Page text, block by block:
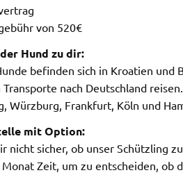
von 520€
Hund zu dir:
befinden sich in Kroatien
Transporte nach Deutschland
Würzburg, Frankfurt, Köln und
mit Option:
nicht sicher, ob unser Schützling
Zeit, um zu entscheiden, ob